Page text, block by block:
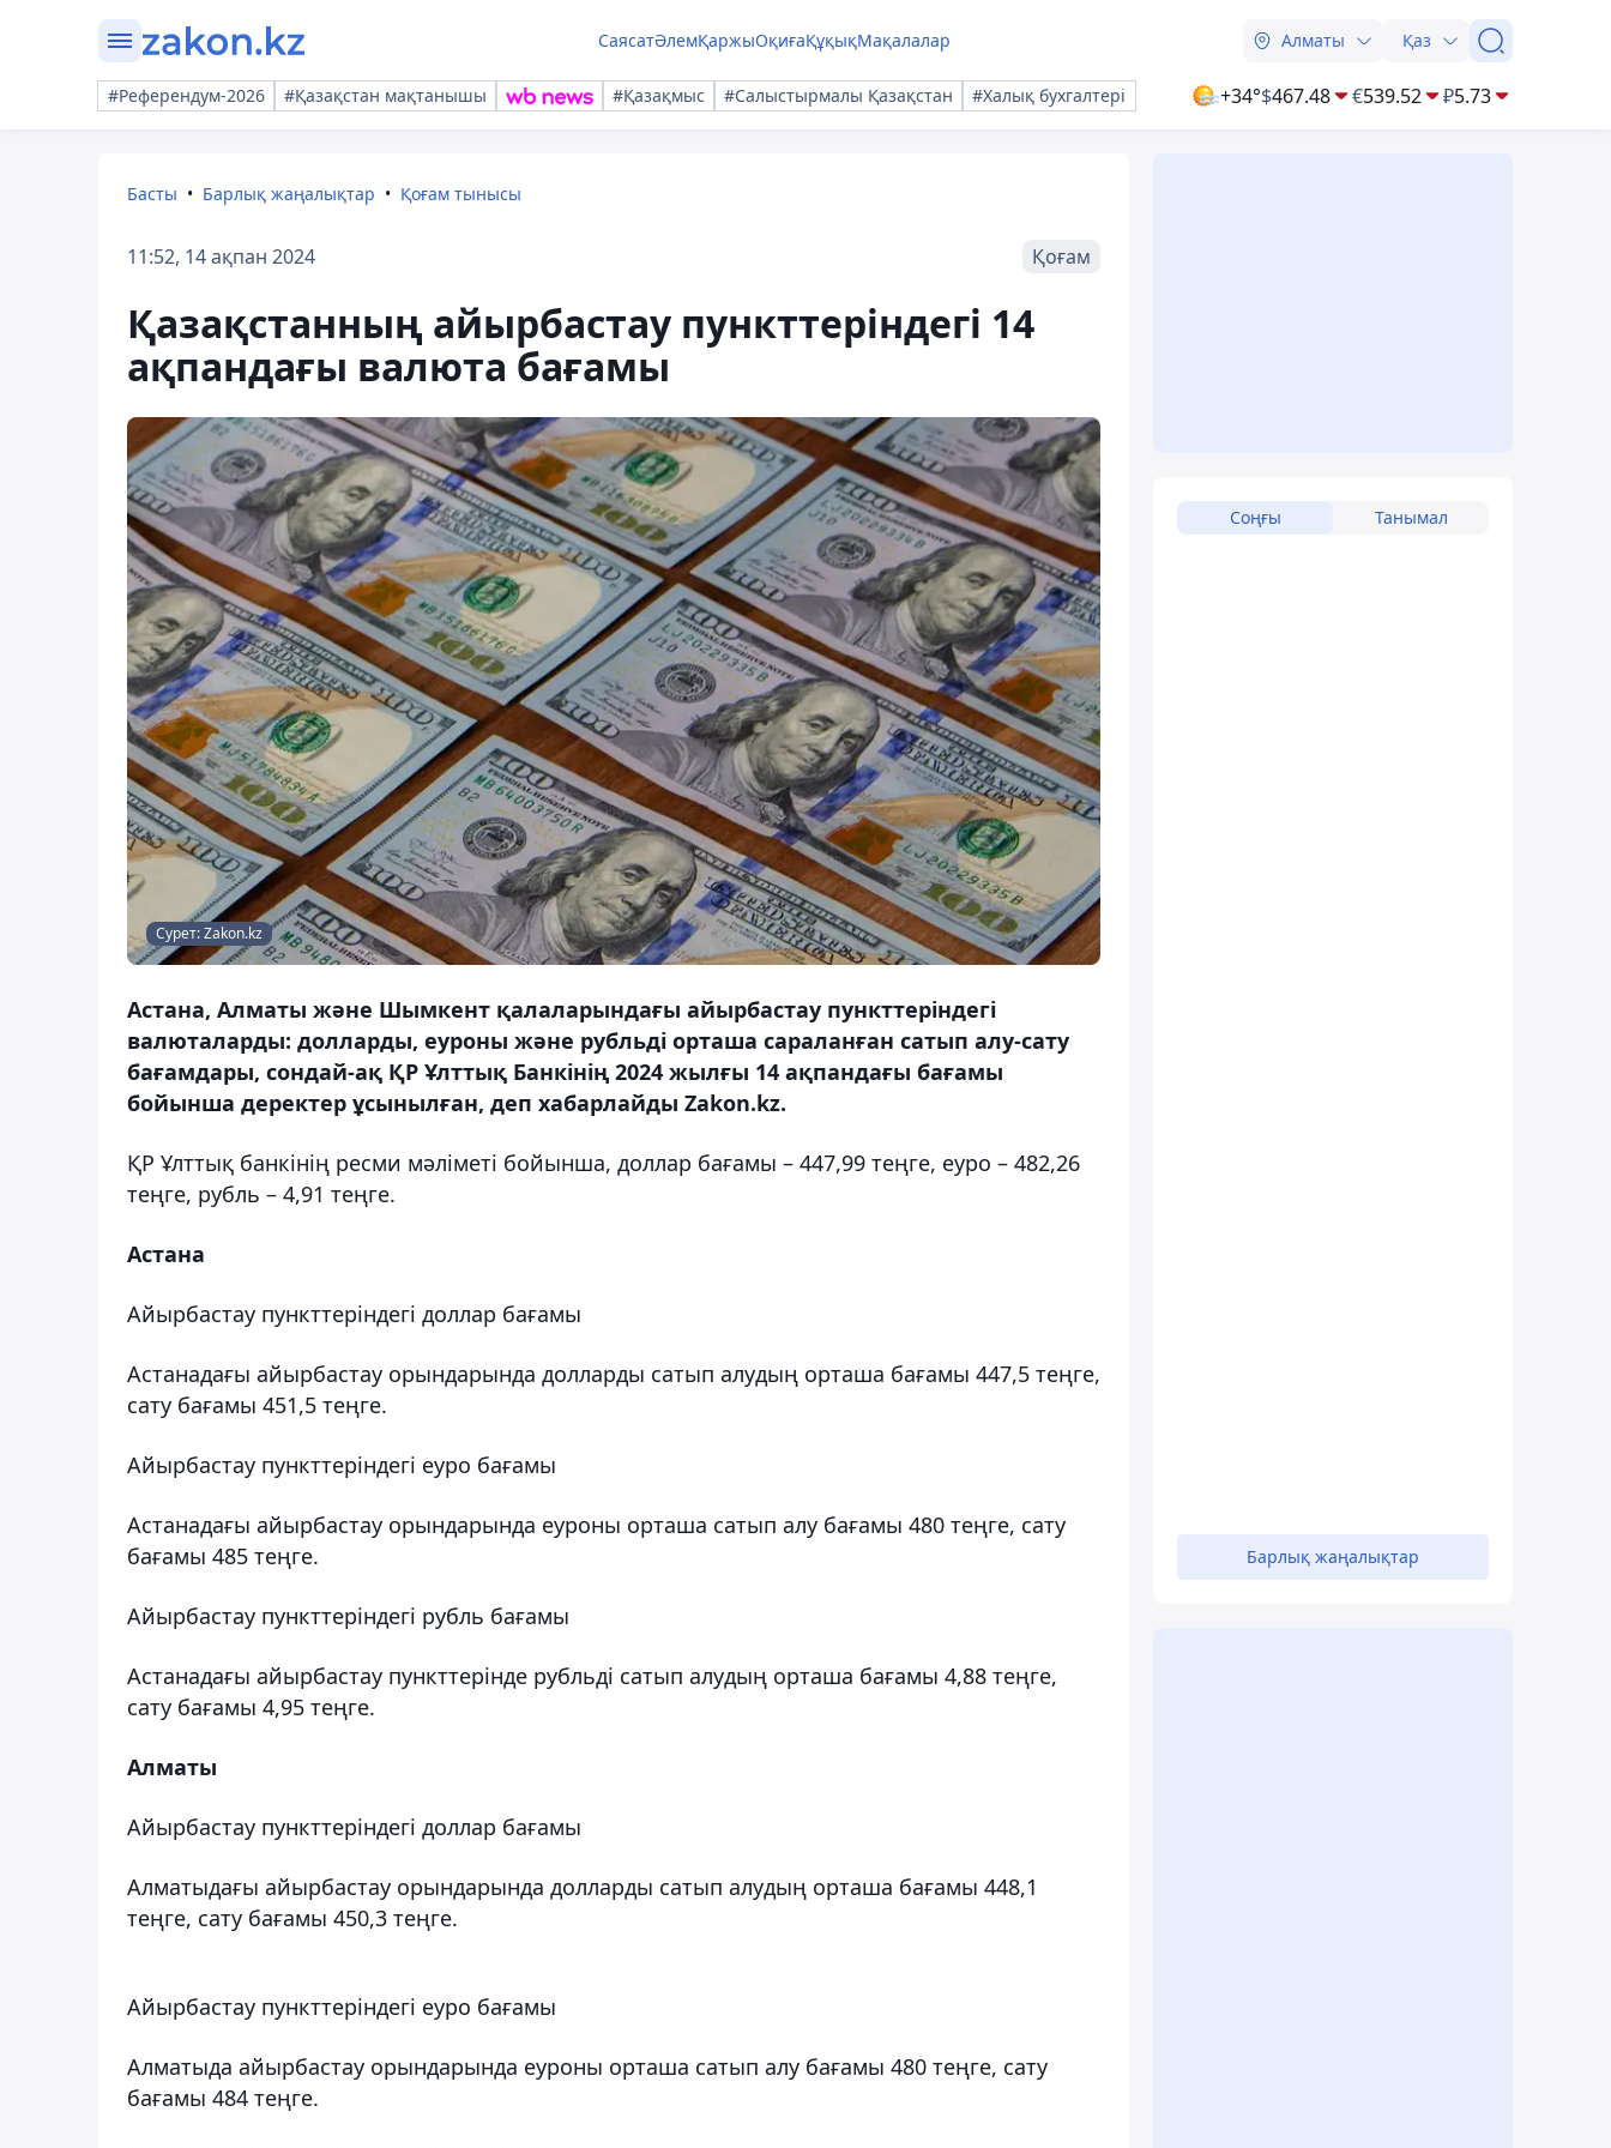
СаясатӘлемҚаржыОқиғаҚұқықМақалалар Алматы Қаз
#Референдум-2026 #Қазақстан мақтанышы #Қазақмыс #Салыстырмалы Қазақстан #Халық бухгалтері +34°$467.48 €539.52 ₽5.73
Басты Барлық жаңалықтар Қоғам тынысы
11:52, 14 ақпан 2024 Қоғам
Қазақстанның айырбастау пункттеріндегі 14
ақпандағы валюта бағамы
Сурет: Zakon.kz
Астана, Алматы және Шымкент қалаларындағы айырбастау пункттеріндегі
валюталарды: долларды, еуроны және рубльді орташа сараланған сатып алу-сату
бағамдары, сондай-ақ ҚР Ұлттық Банкінің 2024 жылғы 14 ақпандағы бағамы
бойынша деректер ұсынылған, деп хабарлайды Zakon.kz.
ҚР Ұлттық банкінің ресми мәліметі бойынша, доллар бағамы – 447,99 теңге, еуро – 482,26
теңге, рубль – 4,91 теңге.
Астана
Айырбастау пункттеріндегі доллар бағамы
Астанадағы айырбастау орындарында долларды сатып алудың орташа бағамы 447,5 теңге,
сату бағамы 451,5 теңге.
Айырбастау пункттеріндегі еуро бағамы
Астанадағы айырбастау орындарында еуроны орташа сатып алу бағамы 480 теңге, сату
бағамы 485 теңге.
Айырбастау пункттеріндегі рубль бағамы
Астанадағы айырбастау пункттерінде рубльді сатып алудың орташа бағамы 4,88 теңге,
сату бағамы 4,95 теңге.
Алматы
Айырбастау пункттеріндегі доллар бағамы
Алматыдағы айырбастау орындарында долларды сатып алудың орташа бағамы 448,1
теңге, сату бағамы 450,3 теңге.
Айырбастау пункттеріндегі еуро бағамы
Алматыда айырбастау орындарында еуроны орташа сатып алу бағамы 480 теңге, сату
бағамы 484 теңге.
Соңғы Танымал
Барлық жаңалықтар